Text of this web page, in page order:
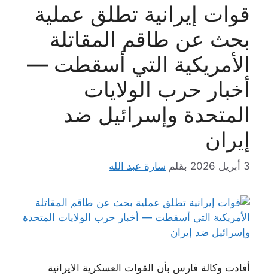
قوات إيرانية تطلق عملية
بحث عن طاقم المقاتلة
الأمريكية التي أسقطت —
أخبار حرب الولايات
المتحدة وإسرائيل ضد
إيران
3 أبريل 2026 بقلم سارة عبد الله
أفادت وكالة فارس بأن القوات العسكرية الايرانية